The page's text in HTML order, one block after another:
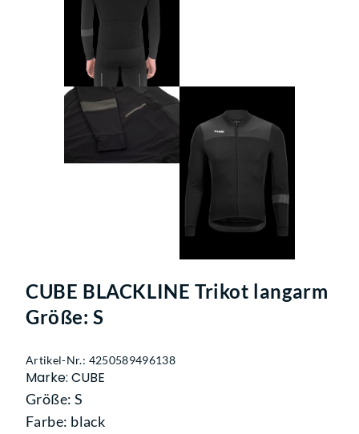
CUBE BLACKLINE Trikot langarm
Größe: S
Artikel-Nr.: 4250589496138
Marke: CUBE
Größe: S
Farbe: black